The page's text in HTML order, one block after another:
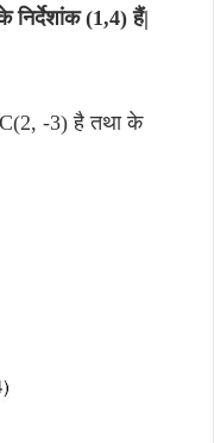
(1,4) हैं|
C(2, -3) है तथा के